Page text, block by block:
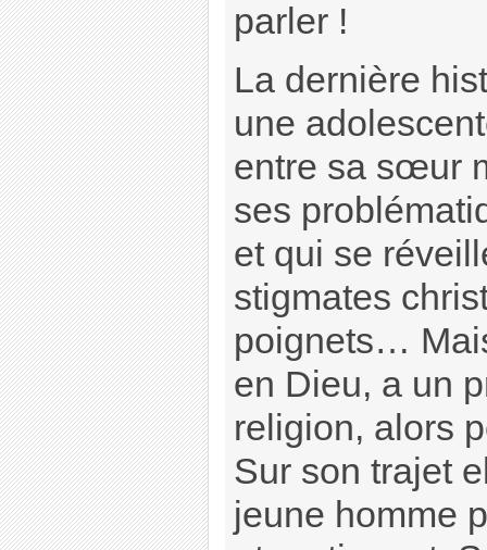
parler !
La dernière
une
entre sa sœur
ses
et qui se
stigmates
poignets…
en Dieu, a un
religion, alors
Sur son trajet
jeune homme